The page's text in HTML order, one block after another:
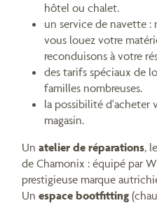
hôtel ou chalet.
un service de navette :
vous louez votre
reconduisons à votre
des tarifs spéciaux de
familles nombreuses.
la possibilité d'acheter
magasin.
Unatelier de réparations,
de Chamonix : équipé par
prestigieuse marque
Unespace bootfitting